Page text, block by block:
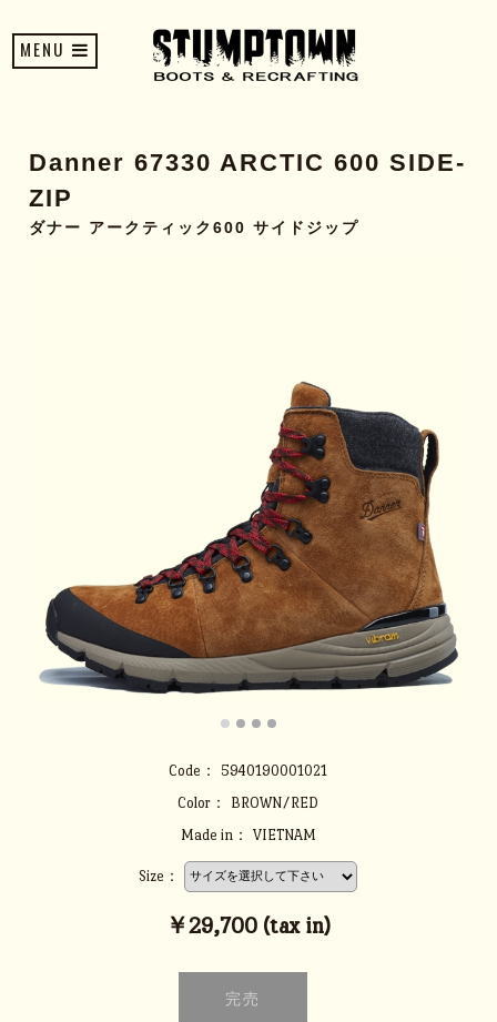
MENU
Danner 67330 ARCTIC 600 SIDE-
ZIP
ダナー アークティック600 サイドジップ
Code：
5940190001021
Color：
BROWN/RED
Made in：
VIETNAM
Size：
￥29,700 (tax in)